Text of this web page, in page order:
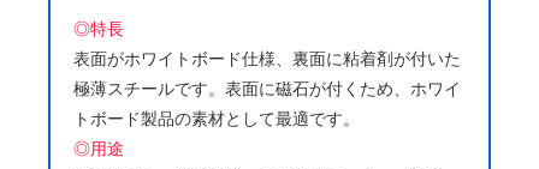
◎特長
表面がホワイトボード仕様、裏面に粘着剤が付いた
極薄スチールです。表面に磁石が付くため、ホワイ
トボード製品の素材として最適です。
◎用途